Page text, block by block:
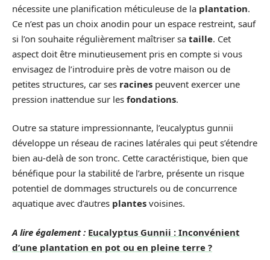
nécessite une planification méticuleuse de la plantation.
Ce n’est pas un choix anodin pour un espace restreint, sauf
si l’on souhaite régulièrement maîtriser sa taille. Cet
aspect doit être minutieusement pris en compte si vous
envisagez de l’introduire près de votre maison ou de
petites structures, car ses racines peuvent exercer une
pression inattendue sur les fondations.
Outre sa stature impressionnante, l’eucalyptus gunnii
développe un réseau de racines latérales qui peut s’étendre
bien au-delà de son tronc. Cette caractéristique, bien que
bénéfique pour la stabilité de l’arbre, présente un risque
potentiel de dommages structurels ou de concurrence
aquatique avec d’autres plantes voisines.
A lire également : Eucalyptus Gunnii : Inconvénient
d’une plantation en pot ou en pleine terre ?